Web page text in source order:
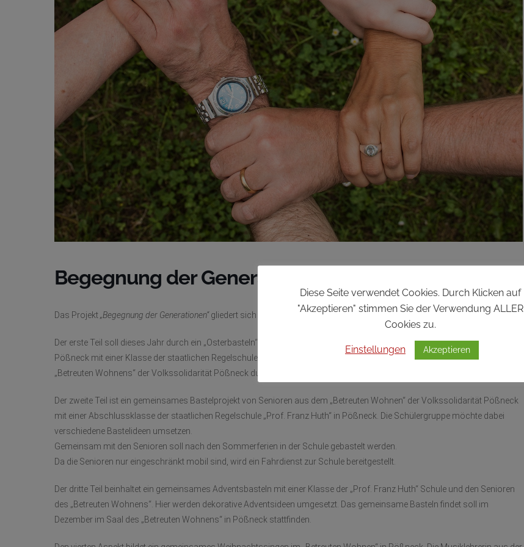
Begegnung der Generation
Das Projekt„Begegnung der Generationen“gliedert sich dieses Jahr in vier unterschiedliche Aspekte.
Der erste Teil soll dieses Jahr durch ein „Osterbasteln“ von Senioren aus dem „Betreuten Wohnen“ der Volkssolidarität
Pößneck mit einer Klasse der staatlichen Regelschule „Prof. Franz Huth“ umgesetzt werden. Das Basteln wird im Saal des
„Betreuten Wohnens“ der Volkssolidarität Pößneck durchgeführt.
Der zweite Teil ist ein gemeinsames Bastelprojekt von Senioren aus dem „Betreuten Wohnen“ der Volkssolidarität Pößneck
mit einer Abschlussklasse der staatlichen Regelschule „Prof. Franz Huth“ in Pößneck. Die Schülergruppe möchte dabei
verschiedene Bastelideen umsetzen.
Gemeinsam mit den Senioren soll nach den Sommerferien in der Schule gebastelt werden.
Da die Senioren nur eingeschränkt mobil sind, wird ein Fahrdienst zur Schule bereitgestellt.
Der dritte Teil beinhaltet ein gemeinsames Adventsbasteln mit einer Klasse der „Prof. Franz Huth“ Schule und den Senioren
des „Betreuten Wohnens“. Hier werden dekorative Adventsideen umgesetzt. Das gemeinsame Basteln findet soll im
Dezember im Saal des „Betreuten Wohnens“ in Pößneck stattfinden.
Diese Seite verwendet Cookies. Durch Klicken auf
"Akzeptieren" stimmen Sie der Verwendung ALLER
Cookies zu.
Einstellungen Akzeptieren